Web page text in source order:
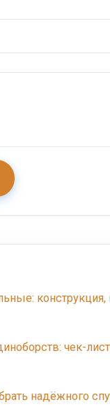
чек-
надёжного